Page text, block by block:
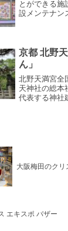
とができる施
設メンテナン
もあったんだ
京都 北野
ん」
北野天満宮全
天神社の総本
代表する神社
大阪梅田のクリ
エキスポ バザー